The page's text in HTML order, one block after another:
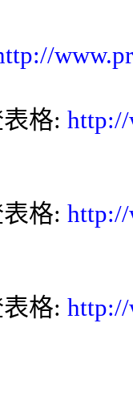
格: http://
格: http://
格: http://